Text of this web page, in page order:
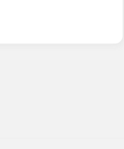
글자 수를 줄이는 행